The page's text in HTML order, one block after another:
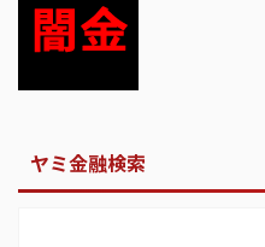
ヤミ金融検索